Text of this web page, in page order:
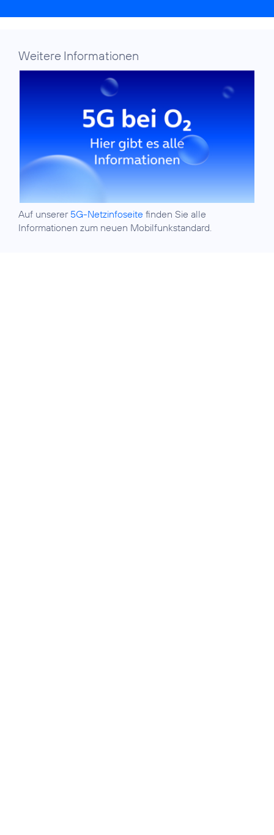
Weitere Informationen
Auf unserer 5G-Netzinfoseite finden Sie alle
Informationen zum neuen Mobilfunkstandard.